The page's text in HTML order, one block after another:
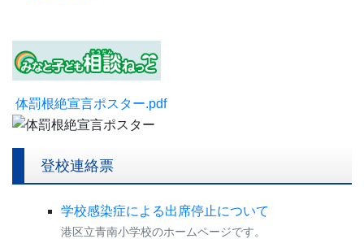
体罰根絶宣言ポスター.pdf
登校連絡票
学校感染症による出席停止について
港区立青南小学校のホームページです。